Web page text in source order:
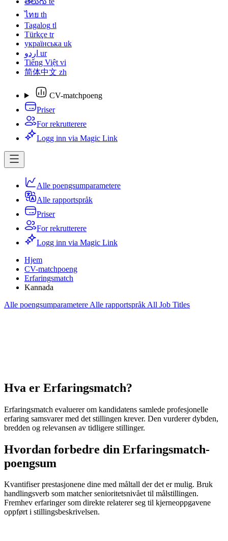
ไทย th
Tagalog tl
Türkçe tr
українська uk
اردو ur
Tiếng Việt vi
简体中文 zh
CV-matchpoeng
Priser
For rekrutterere
Logg inn via Magic Link
Alle poengsumparametere
Alle rapportspråk
Priser
For rekrutterere
Logg inn via Magic Link
Hjem
CV-matchpoeng
Erfaringsmatch
Kannada
Alle poengsumparametere Alle rapportspråk All Job Titles
Hva er Erfaringsmatch?
Erfaringsmatch evaluerer om kandidatens samlede profesjonelle
erfaring samsvarer med det stillingen krever. Den vurderer dybden,
bredden og relevansen av tidligere stillinger.
Hvordan forbedre din Erfaringsmatch-
poengsum
Kvantifiser prestasjonene dine med måltall der det er mulig. Bruk
handlingsverb som matcher senioritetsnivået til målstillingen.
Fremhev erfaringer som direkte relaterer seg til kjerneoppgavene
oppført i stillingsbeskrivelsen.